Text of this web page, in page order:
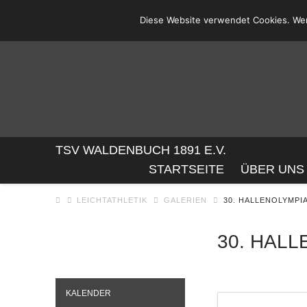
TSV
E.V.
TSV WALDENBUCH 1891 E.V.
STARTSEITE
ÜBER UNS
LEICHTATHLETIK GALERIEN 30.
KALENDER
30.
Diese Website verwendet Cookies.